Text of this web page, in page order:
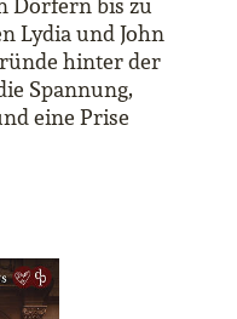
Lydia und John
hinter der
Spannung,
eine Prise